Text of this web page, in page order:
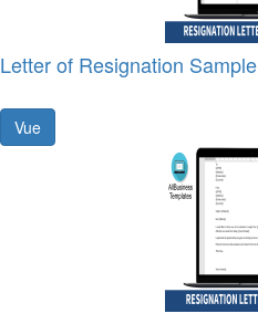
Letter of Resignation Sample
Vue